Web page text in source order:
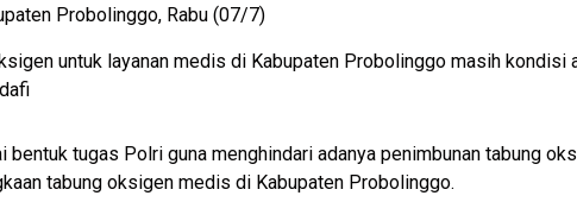
Probolinggo, Rabu (07/7)
untuk layanan medis di Kabupaten Probolinggo masih kondisi
bentuk tugas Polri guna menghindari adanya penimbunan tabung
tabung oksigen medis di Kabupaten Probolinggo.